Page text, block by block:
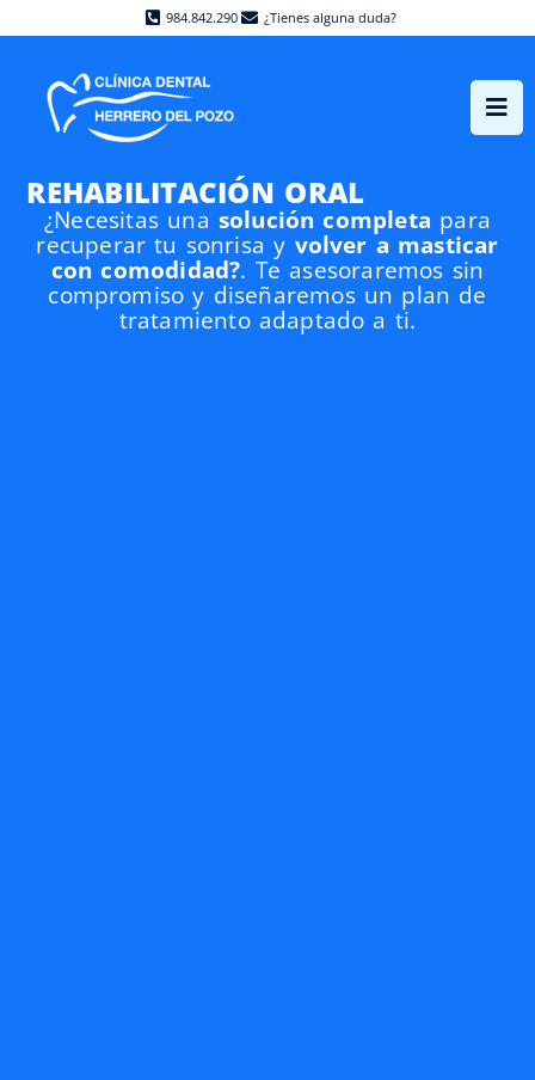
984.842.290 ¿Tienes alguna duda?
REHABILITACIÓN ORAL
¿Necesitas una solución completa para
recuperar tu sonrisa y volver a masticar
con comodidad?. Te asesoraremos sin
compromiso y diseñaremos un plan de
tratamiento adaptado a ti.